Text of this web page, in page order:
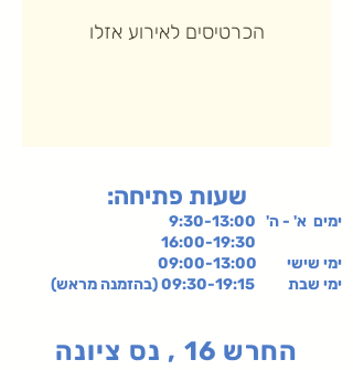
הכרטיסים לאירוע אזלו
:שעות פתיחה
ימים א' - ה' 9:30-13:00
ימי שישי 09:00-13:00
ימי שבת 09:30-19:15 (בהזמנה מראש)
החרש 16 , נס ציונה